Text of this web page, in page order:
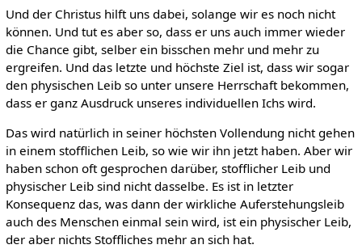
Und der Christus hilft uns dabei, solange wir es noch nicht
können. Und tut es aber so, dass er uns auch immer wieder
die Chance gibt, selber ein bisschen mehr und mehr zu
ergreifen. Und das letzte und höchste Ziel ist, dass wir sogar
den physischen Leib so unter unsere Herrschaft bekommen,
dass er ganz Ausdruck unseres individuellen Ichs wird.
Das wird natürlich in seiner höchsten Vollendung nicht gehen
in einem stofflichen Leib, so wie wir ihn jetzt haben. Aber wir
haben schon oft gesprochen darüber, stofflicher Leib und
physischer Leib sind nicht dasselbe. Es ist in letzter
Konsequenz das, was dann der wirkliche Auferstehungsleib
auch des Menschen einmal sein wird, ist ein physischer Leib,
der aber nichts Stoffliches mehr an sich hat.